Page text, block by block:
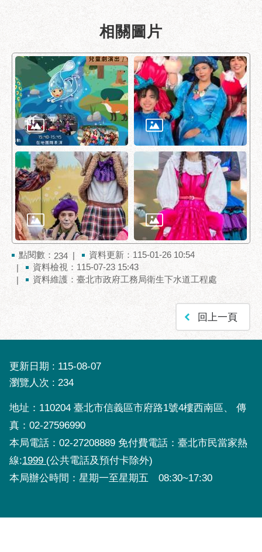
區
網
站
導
覽
回
首
頁
English
台
北
台
北
服
務
見
問
答
雙
語
詞
彙
陳
統
相關圖片
點閱數： 234
資料更新：115-01-26 10:54
資料檢視：115-07-23 15:43
資料維護：臺北市政府工務局衛生下水道工程處
回上一頁
更新日期
115-08-07
瀏覽人次
234
地址：110204 臺北市信義區市府路1號4樓西南區、 傳
真：02-27596990
本局電話：02-27208889 免付費電話：臺北市民當家熱
線:1999 (公共電話及預付卡除外)
本局辦公時間：星期一至星期五 08:30~17:30